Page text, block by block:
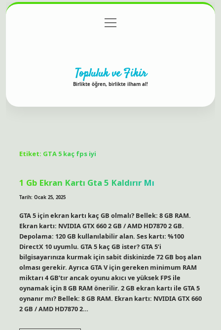
Gizlilik Politikası
menüyü
aç
Topluluk ve Fikir
Birlikte öğren, birlikte ilham al!
Etiket: GTA 5 kaç fps iyi
1 Gb Ekran Kartı Gta 5 Kaldırır Mı
Tarih: Ocak 25, 2025
GTA 5 için ekran kartı kaç GB olmalı? Bellek: 8 GB RAM.
Ekran kartı: NVIDIA GTX 660 2 GB / AMD HD7870 2 GB.
Depolama: 120 GB kullanılabilir alan. Ses kartı: %100
DirectX 10 uyumlu. GTA 5 kaç GB ister? GTA 5’i
bilgisayarınıza kurmak için sabit diskinizde 72 GB boş alan
olması gerekir. Ayrıca GTA V için gereken minimum RAM
miktarı 4 GB’tır ancak oyunu akıcı ve yüksek FPS ile
oynamak için 8 GB RAM önerilir. 2 GB ekran kartı ile GTA 5
oynanır mı? Bellek: 8 GB RAM. Ekran kartı: NVIDIA GTX 660
2 GB / AMD HD7870 2…